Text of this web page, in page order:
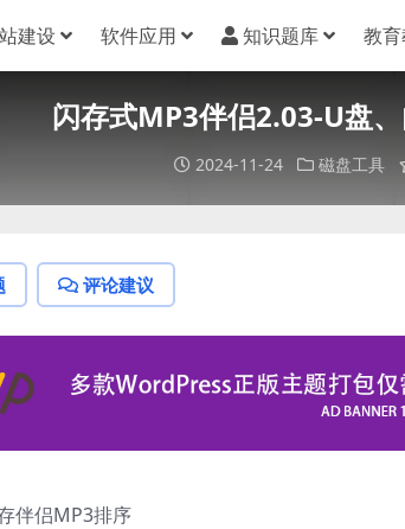
建设 软件应用 知识题库 教
闪存式MP3伴侣2.03-U盘
2024-11-24 磁盘工具
评论建议
伴侣MP3排序